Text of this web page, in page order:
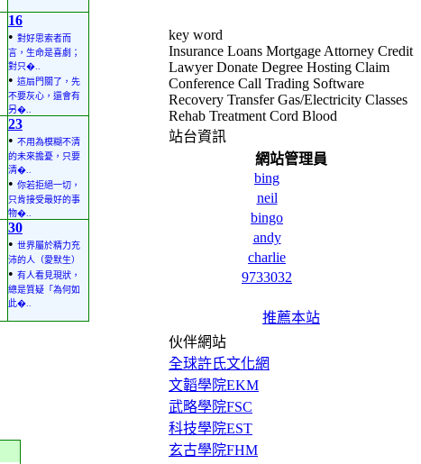
16
• 對好思索者而
言，生命是喜劇；
對只�..
• 這扇門關了，先
不要灰心，還會有
另�..
23
• 不用為模糊不清
的未來擔憂，只要
清�..
• 你若拒絕一切，
只肯接受最好的事
物�..
30
• 世界屬於精力充
沛的人（愛默生）
• 有人看見現狀，
總是質疑「為何如
此�..
key word
Insurance Loans Mortgage Attorney Credit
Lawyer Donate Degree Hosting Claim
Conference Call Trading Software
Recovery Transfer Gas/Electricity Classes
Rehab Treatment Cord Blood
站台資訊
網站管理員
bing
neil
bingo
andy
charlie
9733032
推薦本站
伙伴網站
全球許氏文化網
文韜學院EKM
武略學院FSC
科技學院EST
玄古學院FHM